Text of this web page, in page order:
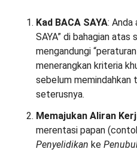
Kad BACA SAYA: Anda
SAYA” di bahagian atas
mengandungi
menerangkan kriteria
sebelum memindahkan
seterusnya.
Memajukan Aliran
merentasi papan
Penyelidikan ke